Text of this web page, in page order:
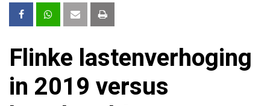
Flinke lastenverhoging
in 2019 versus